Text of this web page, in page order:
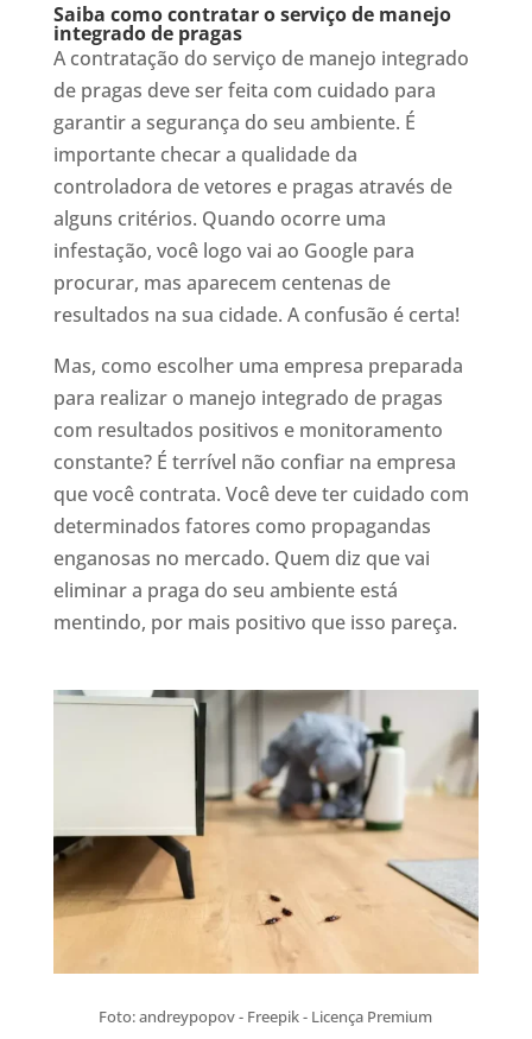
Saiba como contratar o serviço de manejo
integrado de pragas
A contratação do serviço de manejo integrado
de pragas deve ser feita com cuidado para
garantir a segurança do seu ambiente. É
importante checar a qualidade da
controladora de vetores e pragas através de
alguns critérios. Quando ocorre uma
infestação, você logo vai ao Google para
procurar, mas aparecem centenas de
resultados na sua cidade. A confusão é certa!
Mas, como escolher uma empresa preparada
para realizar o manejo integrado de pragas
com resultados positivos e monitoramento
constante? É terrível não confiar na empresa
que você contrata. Você deve ter cuidado com
determinados fatores como propagandas
enganosas no mercado. Quem diz que vai
eliminar a praga do seu ambiente está
mentindo, por mais positivo que isso pareça.
Foto: andreypopov - Freepik - Licença Premium